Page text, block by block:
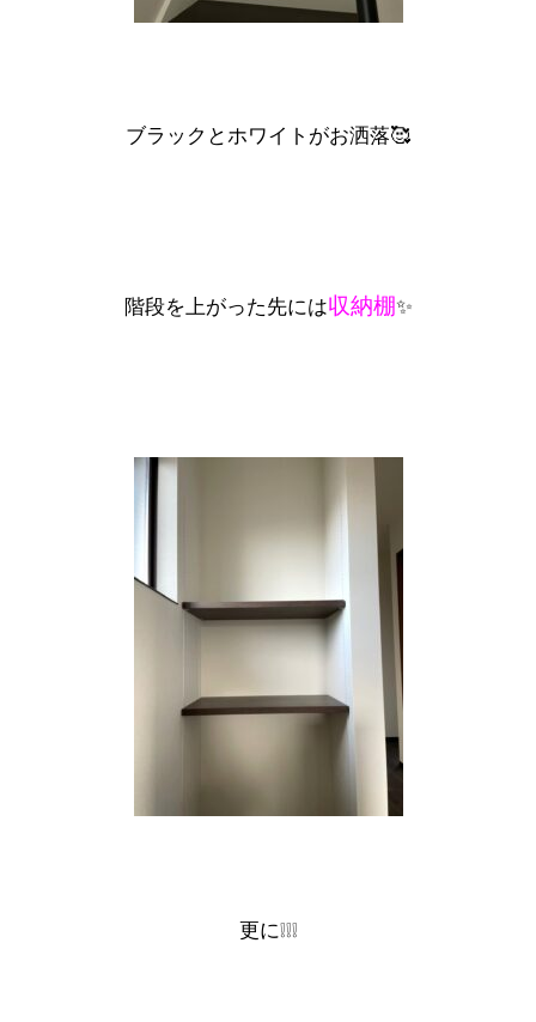
ブラックとホワイトがお洒落🥰
階段を上がった先には収納棚✨
更に❕❕❕